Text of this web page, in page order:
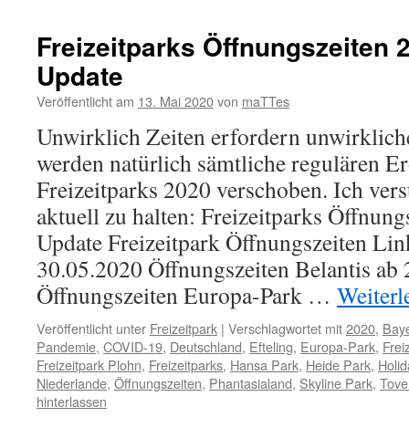
Freizeitparks Öffnungszeiten
Update
Veröffentlicht am 13. Mai 2020von maTTes
Unwirklich Zeiten erfordern
werden natürlich sämtliche regulären
Freizeitparks 2020 verschoben. Ich
aktuell zu halten: Freizeitparks
Update Freizeitpark Öffnungszeiten
30.05.2020 Öffnungszeiten Belantis ab
Öffnungszeiten Europa-Park …
Veröffentlicht unter Freizeitpark | Verschlagwortet mit2020,
Pandemie, COVID-19, Deutschland, Efteling, Europa-Park,
Freizeitpark Plohn, Freizeitparks, Hansa Park, Heide Park,
Niederlande, Öffnungszeiten, Phantasialand, Skyline Park,
hinterlassen